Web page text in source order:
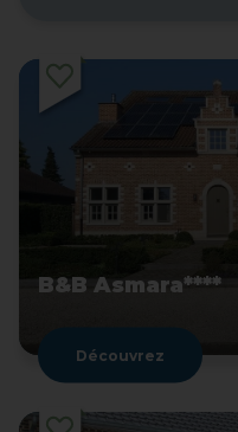
B&B Asmara****
Découvrez